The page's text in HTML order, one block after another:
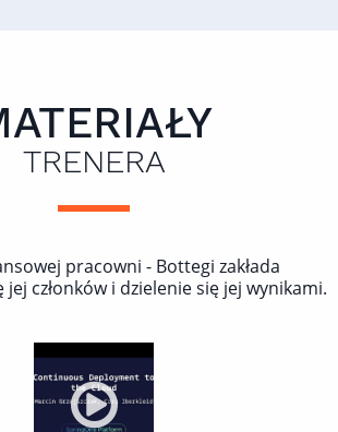
TRENERA
pracowni - Bottegi zakłada
członków i dzielenie się jej wynikami.